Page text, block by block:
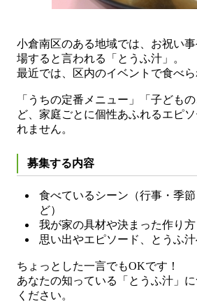
小倉南区のある地域では、お祝い
場すると言われる「とうふ汁」。
最近では、区内のイベントで食べら
「うちの定番メニュー」「子ども
ど、家庭ごとに個性あふれるエピ
れません。
募集する内容
食べているシーン（行事・季
ど）
我が家の具材や決まった作り方
思い出やエピソード、とうふ
ちょっとした一言でもOKです！
あなたの知っている「とうふ汁」
ください。